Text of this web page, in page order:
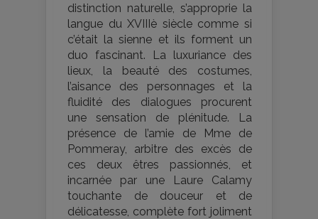
distinction naturelle, s’approprie la
langue du XVIIIè siècle comme si
c’était la sienne et ils forment un
duo fascinant. La luxuriance des
lieux, la beauté des costumes,
l’aisance des personnages et la
fluidité des dialogues procurent
une sensation de plénitude. La
présence de l’amie de Mme de
Pommeray, arbitre des excès de
ces deux êtres passionnés, et
incarnée par une Laure Calamy
touchante de douceur et de
délicatesse, complète fort joliment